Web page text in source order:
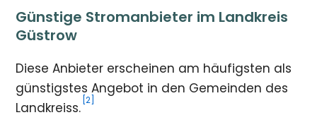
Günstige Stromanbieter im Landkreis
Güstrow
Diese Anbieter erscheinen am häufigsten als
günstigstes Angebot in den Gemeinden des
Landkreiss. [2]